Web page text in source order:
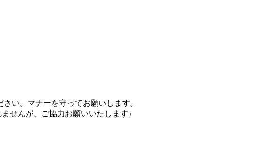
い。マナーを守ってお願いします。
せんが、ご協力お願いいたします）